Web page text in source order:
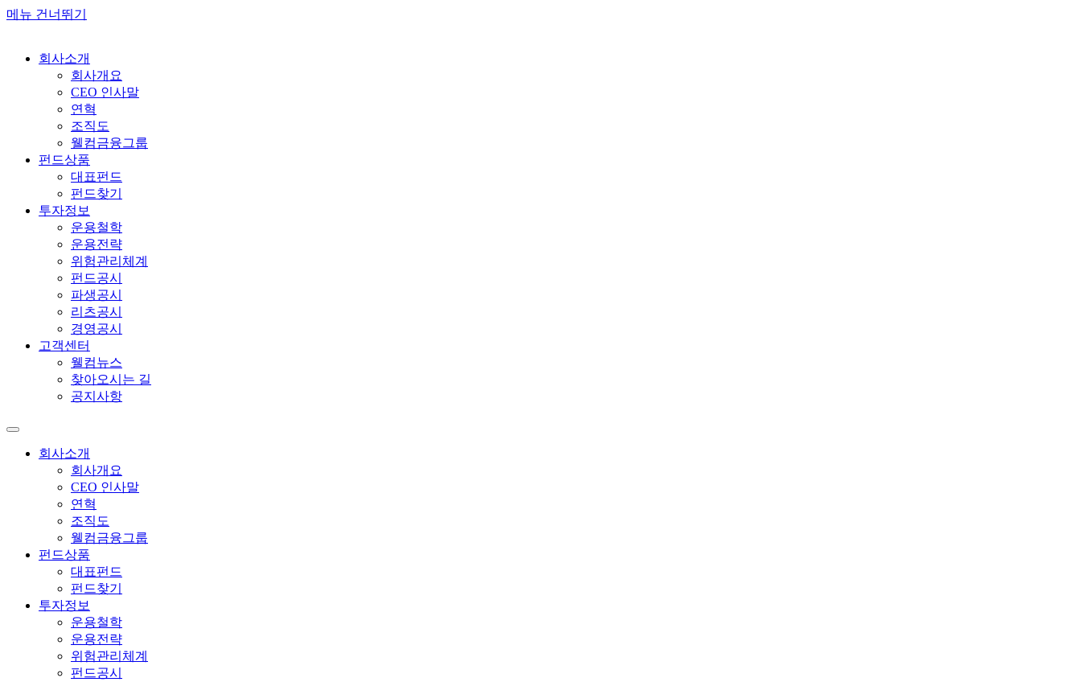
메뉴 건너뛰기
회사소개
회사개요
CEO 인사말
연혁
조직도
웰컴금융그룹
펀드상품
대표펀드
펀드찾기
투자정보
운용철학
운용전략
위험관리체계
펀드공시
파생공시
리츠공시
경영공시
고객센터
웰컴뉴스
찾아오시는 길
공지사항
회사소개
회사개요
CEO 인사말
연혁
조직도
웰컴금융그룹
펀드상품
대표펀드
펀드찾기
투자정보
운용철학
운용전략
위험관리체계
펀드공시